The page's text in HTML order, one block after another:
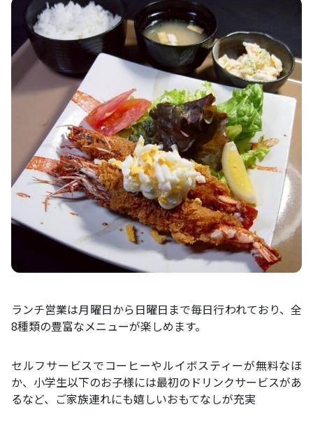
ランチ営業は月曜日から日曜日まで毎日行われており、全
8種類の豊富なメニューが楽しめます。
セルフサービスでコーヒーやルイボスティーが無料なほ
か、小学生以下のお子様には最初のドリンクサービスがあ
るなど、ご家族連れにも嬉しいおもてなしが充実